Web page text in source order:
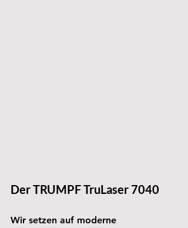
Der TRUMPF TruLaser 7040
Wir setzen auf moderne